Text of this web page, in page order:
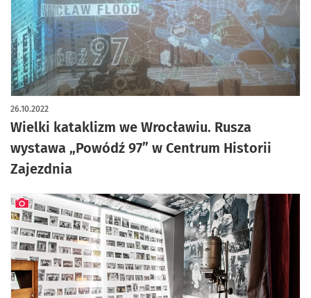
Wielki kataklizm we Wrocławiu. Rusza
wystawa „Powódź 97” w Centrum Historii
Zajezdnia
26.10.2022
artykuł z galerią zdjęć